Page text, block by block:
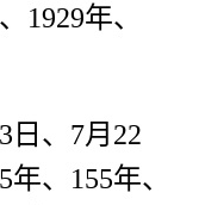
1929年、
日、7月22
、155年、